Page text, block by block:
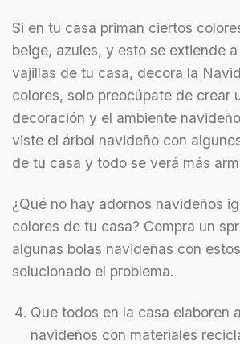
Si en tu casa priman ciertos
beige, azules, y esto se extiende
vajillas de tu casa, decora la
colores, solo preocúpate de crear
decoración y el ambiente
viste el árbol navideño con
de tu casa y todo se verá más
¿Qué no hay adornos navideños
colores de tu casa? Compra un
algunas bolas navideñas con
solucionado el problema.
Que todos en la casa elaboren
navideños con materiales